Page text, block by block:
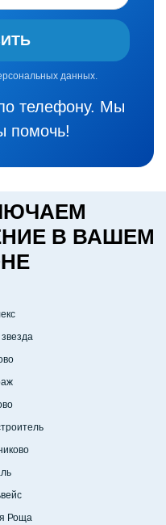
данных.
телефону. Мы
помочь!
В ВАШЕМ
Роща